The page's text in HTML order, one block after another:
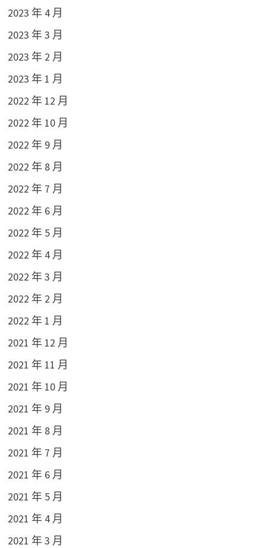
2023 年 4 月
2023 年 3 月
2023 年 2 月
2023 年 1 月
2022 年 12 月
2022 年 10 月
2022 年 9 月
2022 年 8 月
2022 年 7 月
2022 年 6 月
2022 年 5 月
2022 年 4 月
2022 年 3 月
2022 年 2 月
2022 年 1 月
2021 年 12 月
2021 年 11 月
2021 年 10 月
2021 年 9 月
2021 年 8 月
2021 年 7 月
2021 年 6 月
2021 年 5 月
2021 年 4 月
2021 年 3 月